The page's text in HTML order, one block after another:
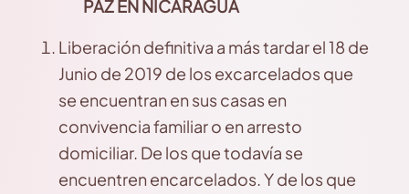
PAZ EN NICARAGUA
Liberación definitiva a más tardar el 18 de
Junio de 2019 de los excarcelados que
se encuentran en sus casas en
convivencia familiar o en arresto
domiciliar. De los que todavía se
encuentren encarcelados. Y de los que